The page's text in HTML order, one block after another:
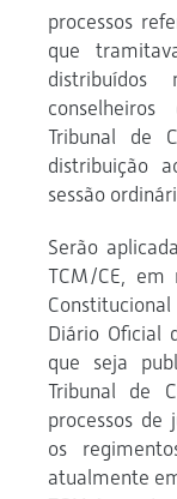
processos
que
Tribunal de
distribuição
sessão
Serão
TCM/CE, em
Diário Oficial
que seja
Tribunal de
processos de
os
atualmente